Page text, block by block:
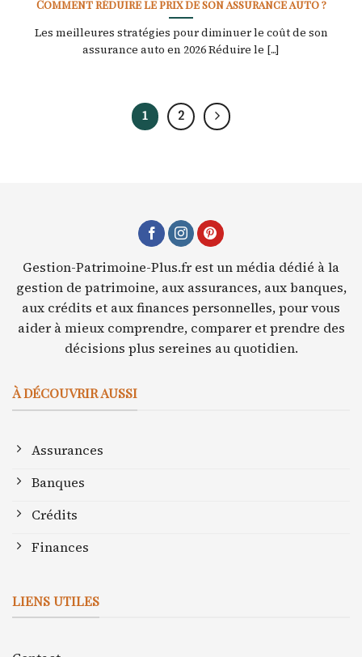
Comment réduire le prix de son assurance auto ?
Les meilleures stratégies pour diminuer le coût de son
assurance auto en 2026 Réduire le [...]
1 2
Gestion-Patrimoine-Plus.fr est un média dédié à la
gestion de patrimoine, aux assurances, aux banques,
aux crédits et aux finances personnelles, pour vous
aider à mieux comprendre, comparer et prendre des
décisions plus sereines au quotidien.
À DÉCOUVRIR AUSSI
Assurances
Banques
Crédits
Finances
LIENS UTILES